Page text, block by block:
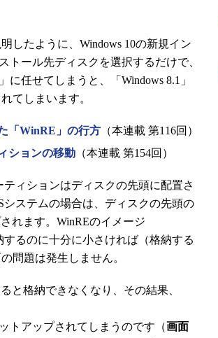
したように、Windows 10の新規イン
トール先ディスクを選択するだけで、
任せてしまうと、「Windows 8.1」
てしまいます。
「WinRE」の行方 （本連載 第116回）
ションの移動 （本連載 第154回）
ィションはディスクの先頭に配置さ
ステムの場合は、ディスクの先頭の
れます。WinREのイメージ
するのに十分に小さければ（格納する
問題は発生しません。
と格納できなくなり、その結果、
トアップされてしまうのです（画面